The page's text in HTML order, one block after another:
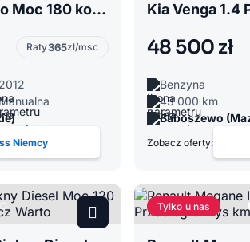
Opel Astra J 1.6 Turbo Moc 180 koni Import Niemcy Zobacz Warto Polecam
Raty365zł/msc
Niemcy
48 500 zł
Benzyna
43 000 km
Baboszewo
Zobacz oferty:
Tylko u nas